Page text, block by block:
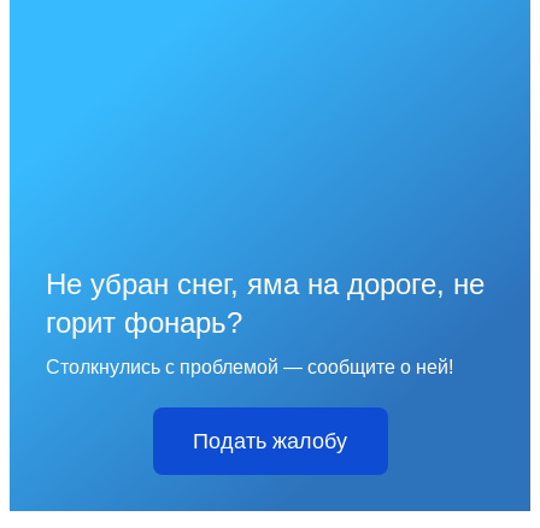
Не убран снег, яма на дороге, не
горит фонарь?
Столкнулись с проблемой — сообщите о ней!
Подать жалобу